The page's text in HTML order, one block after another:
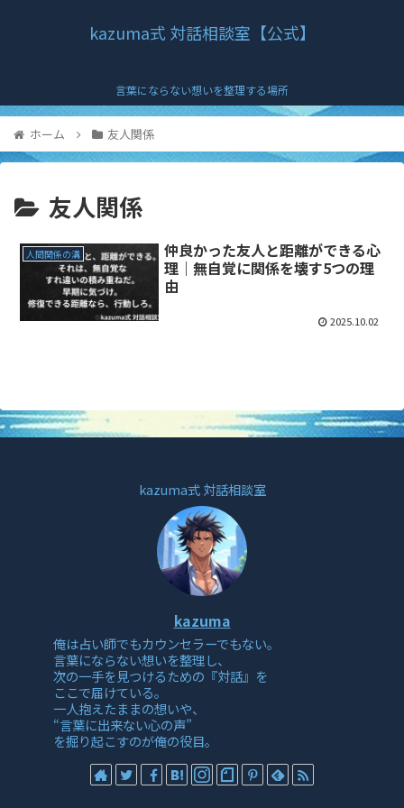
kazuma式 対話相談室【公式】
言葉にならない想いを整理する場所
ホーム 友人関係
友人関係
人間関係の溝
仲良かった友人と距離ができる心
理｜無自覚に関係を壊す5つの理
由
2025.10.02
kazuma式 対話相談室
kazuma
俺は占い師でもカウンセラーでもない。
言葉にならない想いを整理し、
次の一手を見つけるための『対話』を
ここで届けている。
一人抱えたままの想いや、
“言葉に出来ない心の声”
を掘り起こすのが俺の役目。